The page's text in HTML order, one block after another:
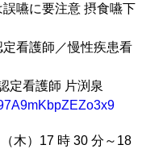
誤嚥に要注意 摂食嚥下
看護師／慢性疾患看
護師 片渕泉
木）17 時 30 分～18